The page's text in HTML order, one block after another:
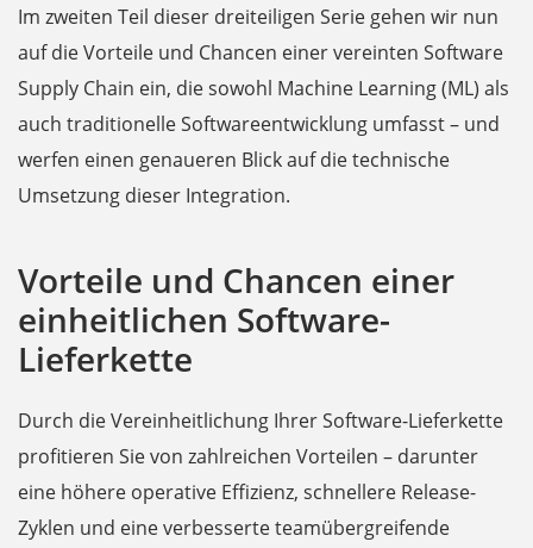
Im zweiten Teil dieser dreiteiligen Serie gehen wir nun
auf die Vorteile und Chancen einer vereinten Software
Supply Chain ein, die sowohl Machine Learning (ML) als
auch traditionelle Softwareentwicklung umfasst – und
werfen einen genaueren Blick auf die technische
Umsetzung dieser Integration.
Vorteile und Chancen einer
einheitlichen Software-
Lieferkette
Durch die Vereinheitlichung Ihrer Software-Lieferkette
profitieren Sie von zahlreichen Vorteilen – darunter
eine höhere operative Effizienz, schnellere Release-
Zyklen und eine verbesserte teamübergreifende